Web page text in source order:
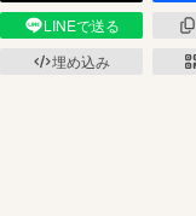
LINEで送る
埋め込み